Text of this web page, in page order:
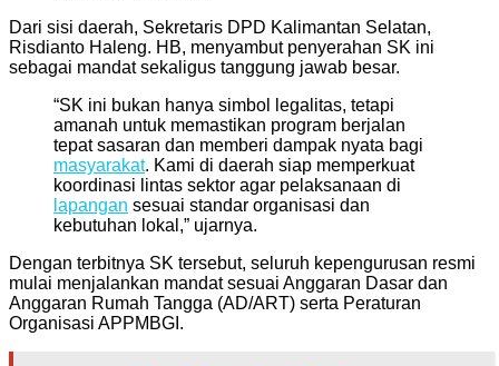
Dari sisi daerah, Sekretaris DPD Kalimantan Selatan,
Risdianto Haleng. HB, menyambut penyerahan SK ini
sebagai mandat sekaligus tanggung jawab besar.
“SK ini bukan hanya simbol legalitas, tetapi
amanah untuk memastikan program berjalan
tepat sasaran dan memberi dampak nyata bagi
masyarakat. Kami di daerah siap memperkuat
koordinasi lintas sektor agar pelaksanaan di
lapangan sesuai standar organisasi dan
kebutuhan lokal,” ujarnya.
Dengan terbitnya SK tersebut, seluruh kepengurusan resmi
mulai menjalankan mandat sesuai Anggaran Dasar dan
Anggaran Rumah Tangga (AD/ART) serta Peraturan
Organisasi APPMBGI.